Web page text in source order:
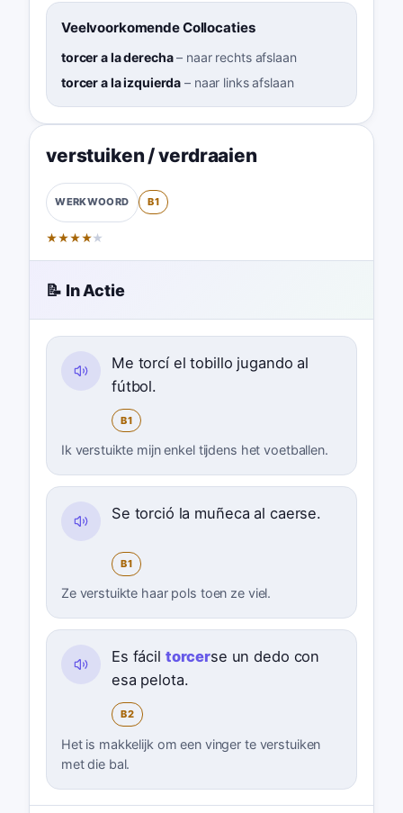
Veelvoorkomende Collocaties
torcer a la derecha– naar rechts afslaan
torcer a la izquierda – naar links afslaan
verstuiken / verdraaien
WERKWOORD B1
★★★★★
📝 In Actie
Me torcí el tobillo jugando al
fútbol.
B1
Ik verstuikte mijn enkel tijdens het voetballen.
Se torció la muñeca al caerse.
B1
Ze verstuikte haar pols toen ze viel.
Es fácil torcerse un dedo con
esa pelota.
B2
Het is makkelijk om een vinger te verstuiken
met die bal.